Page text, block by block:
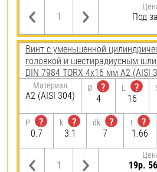
Под
Винт с уменьшенной
головкой и шестирадиусным
DIN 7984 TORX 4х16 мм А2 (AISI
Материал
А2 (AISI 304)
Ø
?
4
L
?
16
P
?
0.7
k
?
3.1
dk
?
7
t
?
1.66
19р.